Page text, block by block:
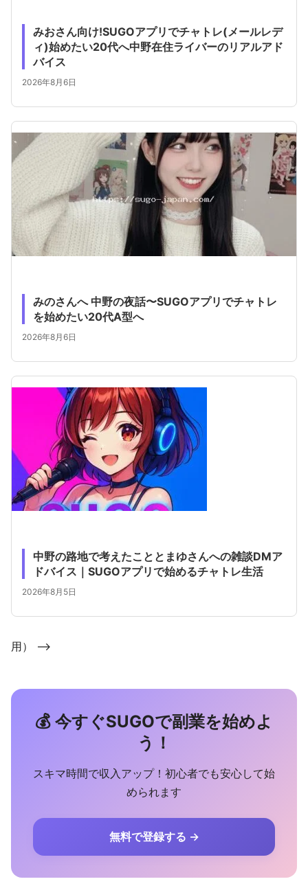
みおさん向け!SUGOアプリでチャトレ(メールレデ
ィ)始めたい20代へ中野在住ライバーのリアルアド
バイス
2026年8月6日
みのさんへ 中野の夜話〜SUGOアプリでチャトレ
を始めたい20代A型へ
2026年8月6日
中野の路地で考えたこととまゆさんへの雑談DMア
ドバイス｜SUGOアプリで始めるチャトレ生活
2026年8月5日
用） -->
💰 今すぐSUGOで副業を始めよ
う！
スキマ時間で収入アップ！初心者でも安心して始
められます
無料で登録する →